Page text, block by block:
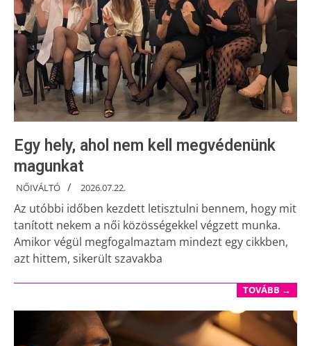
Egy hely, ahol nem kell megvédenünk
magunkat
NŐIVÁLTÓ 2026.07.22.
Az utóbbi időben kezdett letisztulni bennem, hogy mit
tanított nekem a női közösségekkel végzett munka.
Amikor végül megfogalmaztam mindezt egy cikkben,
azt hittem, sikerült szavakba
TOVÁBB →